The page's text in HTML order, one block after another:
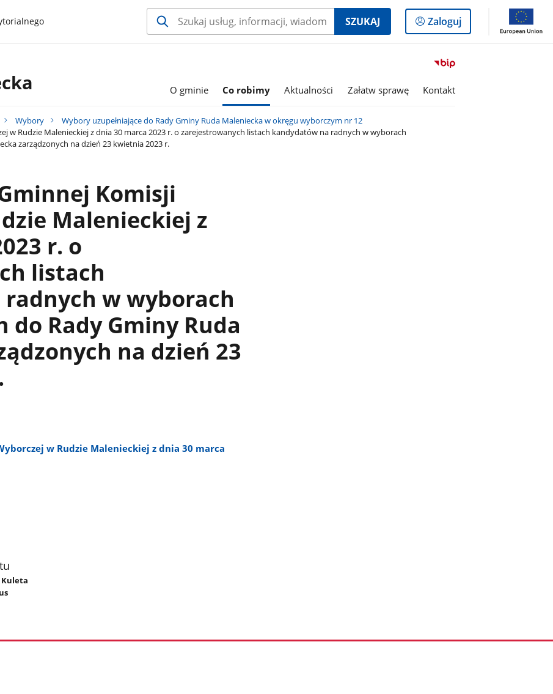
SZUKAJ
Logowanie
do
Zaloguj
Przejdź
serwisu
O gminie Co robimy Aktualności Załatw sprawę Kontakt
Wybory
Wybory uzupełniające do Rady Gminy Ruda Maleniecka w okręgu wyborczym nr 12
w Rudzie Malenieckiej z dnia 30 marca 2023 r. o zarejestrowanych listach kandydatów na radnych w wyborach
zarządzonych na dzień 23 kwietnia 2023 r.
Komisji
Malenieckiej z
r. o
listach
w wyborach
do Rady Gminy Ruda
na dzień 23
w Rudzie Malenieckiej z dnia 30 marca
Kuleta